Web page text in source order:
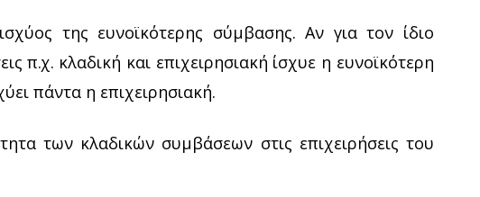
της ευνοϊκότερης σύμβασης. Αν για τον ίδιο
π.χ. κλαδική και επιχειρησιακή ίσχυε η ευνοϊκότερη
πάντα η επιχειρησιακή.
των κλαδικών συμβάσεων στις επιχειρήσεις του